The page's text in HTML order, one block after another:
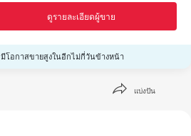
ดูรายละเอียดผู้ขาย
มีโอกาสขายสูงในอีกไม่กี่วันข้างหน้า
แบ่งปัน